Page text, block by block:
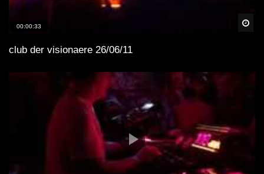
00:00:33
club der visionaere 26/06/11